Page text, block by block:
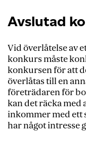
Avslutad
Vid överlåtelse av
konkurs måste
konkursen för att
överlåtas till en
företrädaren för
kan det räcka
inkommer med ett
har något intresse